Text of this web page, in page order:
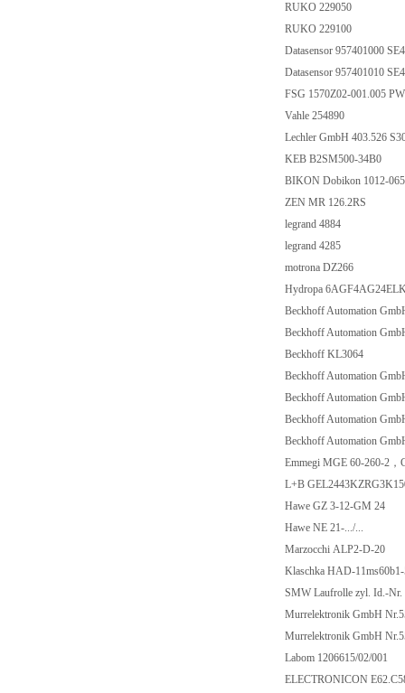
RUKO 229050
RUKO 229100
Datasensor 957401000
Datasensor 957401010
FSG 1570Z02-001.005
Vahle 254890
Lechler GmbH 403.526
KEB B2SM500-34B0
BIKON Dobikon 1012-
ZEN MR 126.2RS
legrand 4884
legrand 4285
motrona DZ266
Hydropa
Beckhoff Automation
Beckhoff Automation
Beckhoff KL3064
Beckhoff Automation
Beckhoff Automation
Beckhoff Automation
Beckhoff Automation
Emmegi MGE 60-260-2，
L+B
Hawe GZ 3-12-GM 24
Hawe NE 21-.../...
Marzocchi ALP2-D-20
Klaschka HAD-
SMW Laufrolle zyl. Id.-
Murrelektronik GmbH
Murrelektronik GmbH
Labom 1206615/02/001
ELECTRONICON